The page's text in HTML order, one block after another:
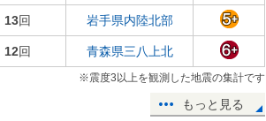
13回 岩手県内陸北部
12回 青森県三八上北
※震度3以上を観測した地震の集計です
もっと見る